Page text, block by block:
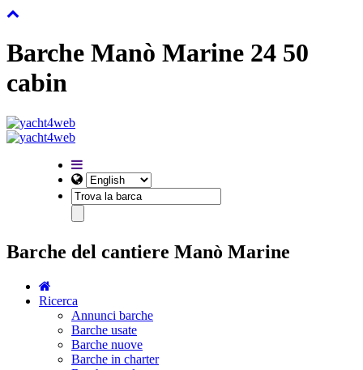
Barche Manò Marine 24 50
cabin
Barche del cantiere Manò Marine
Ricerca
Annunci barche
Barche usate
Barche nuove
Barche in charter